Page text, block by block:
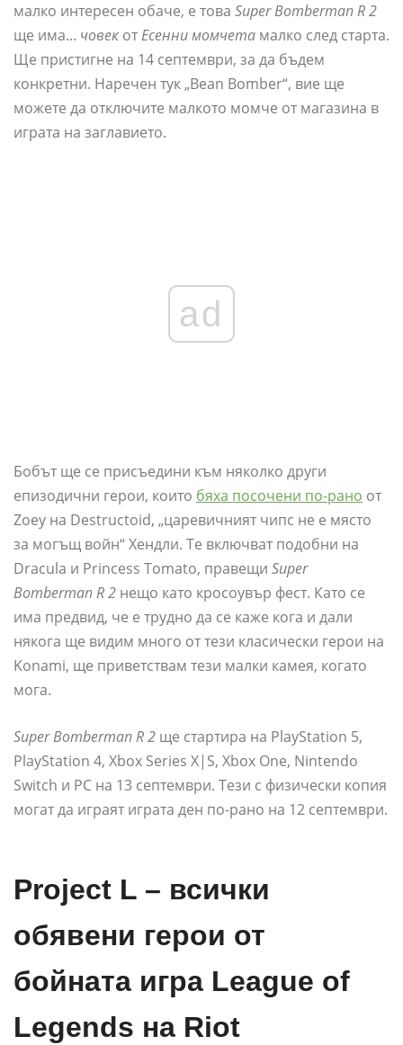
малко интересен обаче, е това Super Bomberman R 2
ще има... човек отЕсенни момчета малко след старта.
Ще пристигне на 14 септември, за да бъдем
конкретни. Наречен тук „Bean Bomber“, вие ще
можете да отключите малкото момче от магазина в
играта на заглавието.
ad
Бобът ще се присъедини към няколко други
епизодични герои, които бяха посочени по-рано от
Zoey на Destructoid, „царевичният чипс не е място
за могъщ войн“ Хендли. Те включват подобни на
Dracula и Princess Tomato, правещи Super
Bomberman R 2 нещо като кросоувър фест. Като се
има предвид, че е трудно да се каже кога и дали
някога ще видим много от тези класически герои на
Konami, ще приветствам тези малки камея, когато
мога.
Super Bomberman R 2 ще стартира на PlayStation 5,
PlayStation 4, Xbox Series X|S, Xbox One, Nintendo
Switch и PC на 13 септември. Тези с физически копия
могат да играят играта ден по-рано на 12 септември.
Project L – всички
обявени герои от
бойната игра League of
Legends на Riot